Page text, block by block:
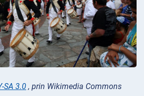
SA 3.0 , prin Wikimedia Commons